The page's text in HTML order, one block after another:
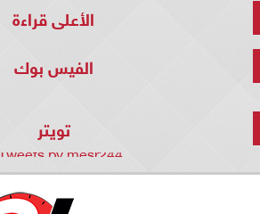
الأعلى قراءة
الفيس بوك
تويتر
Tweets by mesr244